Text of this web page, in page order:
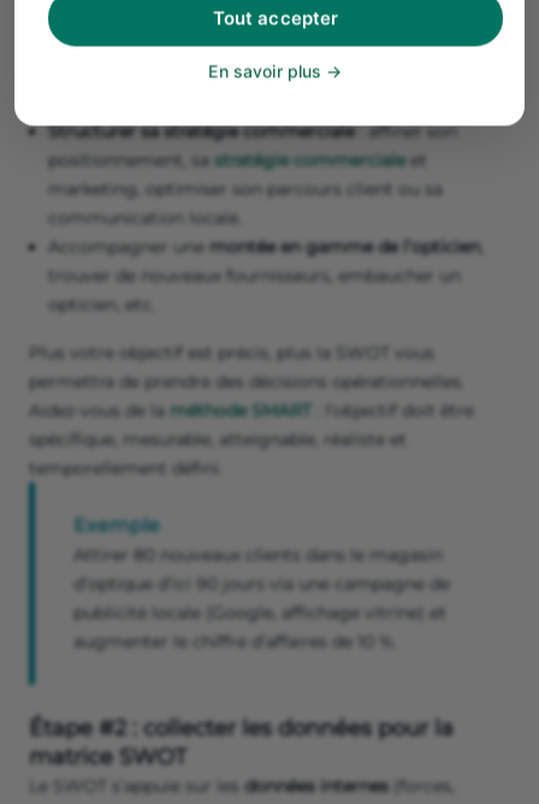
Tout accepter
En savoir plus
concurrence, identifier vos forces différenciantes.
Relancer un point de vente existant: comprendre ce
qui fonctionne, ce qui bloque, et où se situent les
Structurer sa stratégie commerciale: affiner son
positionnement, sa stratégie commercialeet
marketing, optimiser son parcours client ou sa
communication locale.
Accompagner une montée en gamme de l’opticien,
trouver de nouveaux fournisseurs, embaucher un
opticien, etc.
Plus votre objectif est précis, plus la SWOT vous
permettra de prendre des décisions opérationnelles.
Aidez-vous de la méthode SMART
: l'objectif doit être
spécifique, mesurable, atteignable, réaliste et
temporellement défini.
Exemple
Attirer 80 nouveaux clients dans le magasin
d’optique d’ici 90 jours via une campagne de
publicité locale (Google, affichage vitrine) et
augmenter le chiffre d’affaires de 10 %.
Étape #2 : collecter les données pour la
matrice SWOT
Le SWOT s’appuie sur les données internes (forces,